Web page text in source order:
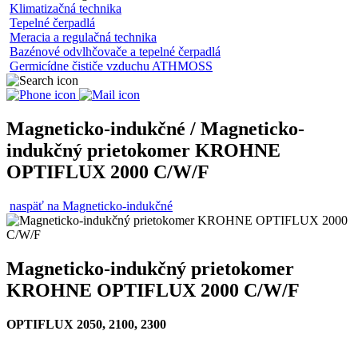
Klimatizačná technika
Tepelné čerpadlá
Meracia a regulačná technika
Bazénové odvlhčovače a tepelné čerpadlá
Germicídne čističe vzduchu ATHMOSS
Magneticko-indukčné / Magneticko-
indukčný prietokomer KROHNE
OPTIFLUX 2000 C/W/F
naspäť na Magneticko-indukčné
Magneticko-indukčný prietokomer
KROHNE OPTIFLUX 2000 C/W/F
OPTIFLUX 2050, 2100, 2300